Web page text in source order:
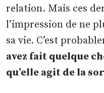
relation. Mais ces
l’impression de ne
sa vie. C’est
avez fait quelque
qu’elle agit de la